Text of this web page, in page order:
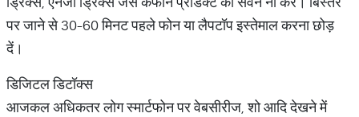
पर जाने से 30-60 मिनट पहले फोन या लैपटॉप इस्तेमाल करना छोड़
दें।
डिजिटल डिटॉक्स
आजकल अधिकतर लोग स्मार्टफोन पर वेबसीरीज, शो आदि देखने में